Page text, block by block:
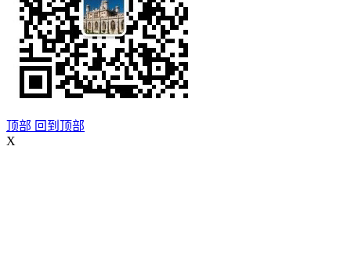
顶部 回到顶部
X